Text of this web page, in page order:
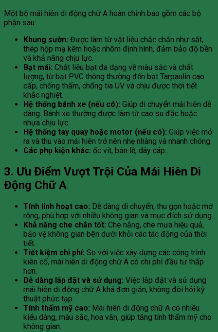
Một bộ mái hiên di động chữ A hoàn chỉnh bao gồm các bộ
phận sau:
Khung sườn: Được làm từ vật liệu chắc chắn như sắt,
thép hộp mạ kẽm hoặc nhôm định hình, đảm bảo độ bền
và khả năng chịu lực.
Bạt mái: Chất liệu bạt đa dạng về màu sắc và chất
lượng, từ bạt PVC thông thường đến bạt Tarpaulin cao
cấp, chống thấm, chống tia UV và chịu được thời tiết
khắc nghiệt.
Hệ thống bánh xe (nếu có): Giúp di chuyển mái hiên dễ
dàng. Bánh xe thường được làm từ cao su đặc hoặc
nhựa chịu lực.
Hệ thống tay quay hoặc motor (nếu có): Giúp việc mở
ra và thu vào mái hiên trở nên nhẹ nhàng và nhanh chóng.
Các phụ kiện khác: ốc vít, bản lề, dây cáp…
3. Ưu Điểm Vượt Trội Của Mái Hiên Di
Động Chữ A
Tính linh hoạt cao: Dễ dàng di chuyển, thu gọn hoặc mở
rộng, phù hợp với nhiều không gian và mục đích sử dụng.
Khả năng che chắn tốt: Che nắng, che mưa hiệu quả,
bảo vệ không gian bên dưới khỏi các tác động của thời
tiết.
Tiết kiệm chi phí: So với việc xây dựng các công trình
kiên cố, mái hiên di động chữ A có chi phí đầu tư thấp
hơn.
Dễ dàng lắp đặt và sử dụng: Việc lắp đặt và sử dụng
mái hiên di động chữ A khá đơn giản, không đòi hỏi kỹ
thuật phức tạp.
Tính thẩm mỹ cao: Mái hiên di động chữ A có nhiều
kiểu dáng, màu sắc, hoa văn, giúp tăng tính thẩm mỹ cho
không gian.